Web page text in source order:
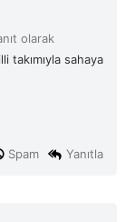
olarak
takımıyla sahaya
Yanıtla
Spam